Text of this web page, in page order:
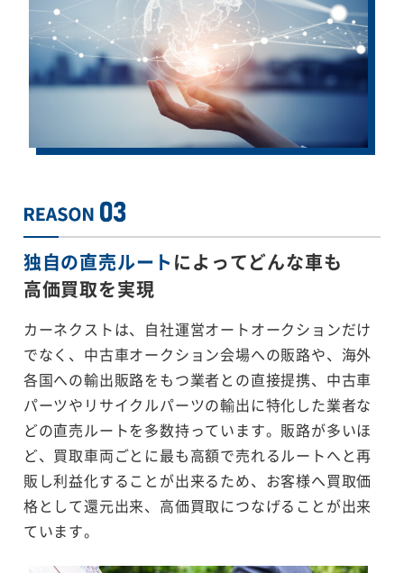
独自の直売ルートによってどんな車も
高価買取を実現
カーネクストは、自社運営オートオークションだけ
でなく、中古車オークション会場への販路や、海外
各国への輸出販路をもつ業者との直接提携、中古車
パーツやリサイクルパーツの輸出に特化した業者な
どの直売ルートを多数持っています。販路が多いほ
ど、買取車両ごとに最も高額で売れるルートへと再
販し利益化することが出来るため、お客様へ買取価
格として還元出来、高価買取につなげることが出来
ています。